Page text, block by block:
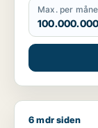
Max. per
Murat søger
6 mdr siden